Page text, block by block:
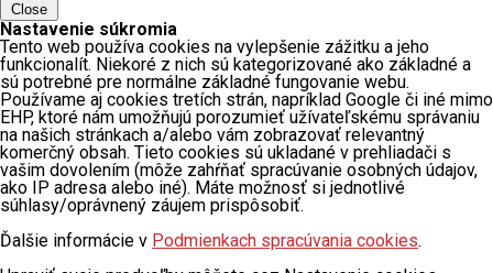
Close
Nastavenie súkromia
Tento web používa cookies na vylepšenie zážitku a jeho
funkcionalít. Niekoré z nich sú kategorizované ako základné a
sú potrebné pre normálne základné fungovanie webu.
Používame aj cookies tretích strán, napríklad Google či iné mimo
EHP, ktoré nám umožňujú porozumieť užívateľskému správaniu
na našich stránkach a/alebo vám zobrazovať relevantný
komerčný obsah. Tieto cookies sú ukladané v prehliadači s
vašim dovolením (môže zahŕňať spracúvanie osobných údajov,
ako IP adresa alebo iné). Máte možnosť si jednotlivé
súhlasy/oprávnený záujem prispôsobiť.
Ďalšie informácie v Podmienkach spracúvania cookies.